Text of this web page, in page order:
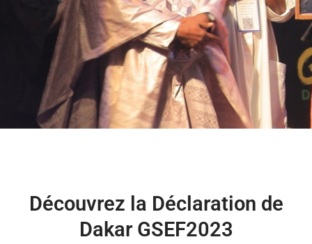
Découvrez la Déclaration de
Dakar GSEF2023